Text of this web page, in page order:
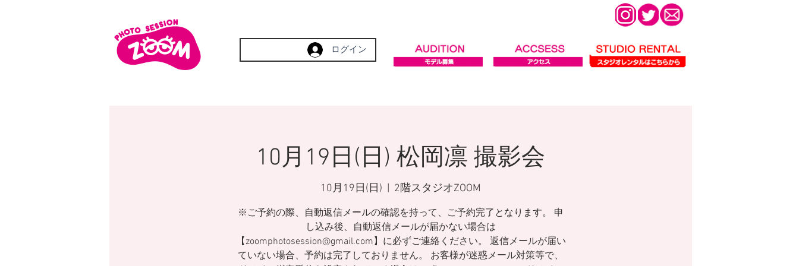
ログイン
10月19日(日) 松岡凛 撮影会
10月19日(日) 2階スタジオZOOM
※ご予約の際、自動返信メールの確認を持って、ご予約完了となります。 申
し込み後、自動返信メールが届かない場合は
【zoomphotosession@gmail.com】に必ずご連絡ください。 返信メールが届い
ていない場合、予約は完了しておりません。 お客様が迷惑メール対策等で、